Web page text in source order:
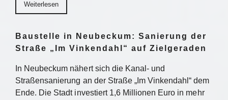
Weiterlesen
Baustelle in Neubeckum: Sanierung der
Straße „Im Vinkendahl“ auf Zielgeraden
In Neubeckum nähert sich die Kanal- und
Straßensanierung an der Straße „Im Vinkendahl“ dem
Ende. Die Stadt investiert 1,6 Millionen Euro in mehr